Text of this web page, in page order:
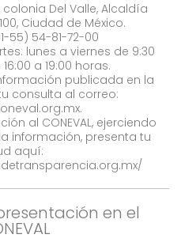
colonia Del Valle, Alcaldía
Ciudad de México.
55) 54-81-72-00
lunes a viernes de 9:30
a 19:00 horas.
publicada en la
consulta al correo:
.
al CONEVAL, ejerciendo
información, presenta tu
aquí:
en el